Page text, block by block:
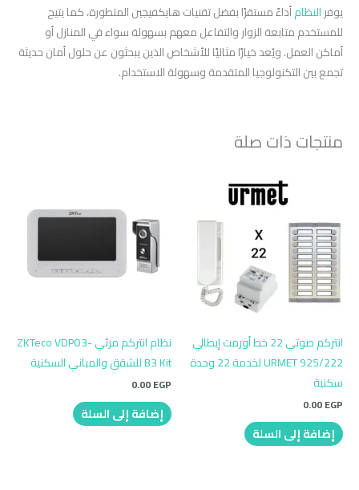
يوفرالنظامأداءً مستقرًا بفضل تقنيات هايكفيجين المتطورة، كما يتيح
للمستخدم متابعة الزوار والتفاعل معهم بسهولة سواء في المنازل أو
أماكن العمل. ويُعد خيارًا مثاليًا للأشخاص الذين يبحثون عن حلول أمان حديثة
تجمع بين التكنولوجيا المتقدمة وسهولة الاستخدام.
منتجات ذات صلة
انتركم صوتي 22 خط أورمت إيطالي
URMET 925/222 لخدمة 22 وحدة
سكنية
0.00EGP
إضافة إلى السلة
نظام انتركم مرئي ZKTeco VDPO3-
B3 Kit للشقق والمباني السكنية
0.00EGP
إضافة إلى السلة